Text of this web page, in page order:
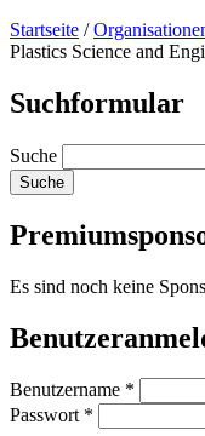
Startseite /
Plastics Science and
Suchformular
Suche
Es sind noch keine
Benutzername *
Passwort *